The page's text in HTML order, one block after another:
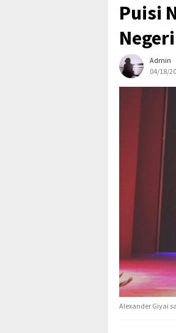
Puisi
Negeri
Admin
04/18/
Alexander Giyai